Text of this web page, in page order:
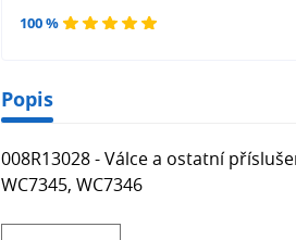
100 %
Popis
008R13028 - Válce a ostatní
WC7345, WC7346